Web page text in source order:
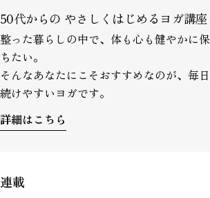
50代からの やさしくはじめるヨガ講座
整った暮らしの中で、体も心も健やかに保
ちたい。
そんなあなたにこそおすすめなのが、毎日
続けやすいヨガです。
詳細はこちら
連載